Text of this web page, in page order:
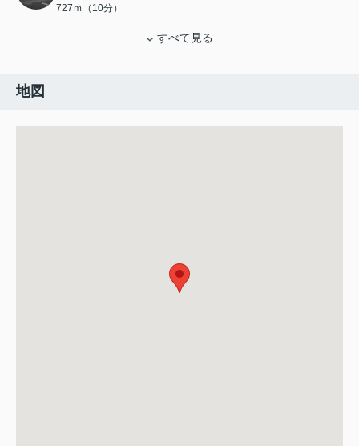
727ｍ（10分）
すべて見る
地図